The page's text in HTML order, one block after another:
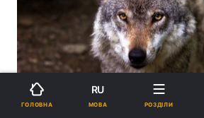
ГОЛОВНА
RU
МОВА РОЗДІЛИ